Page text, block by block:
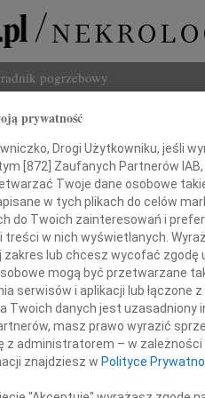
pogrzebowy
Mroczek
Ze smutkiem zawiadamiamy,
że 8 sierpnia 2011 roku
prywatność
Drogi Użytkowniku, jeśli
[872] Zaufanych Partnerów
Twoje dane osobowe
w tych plikach do celów
do Twoich zainteresowań i
treści w nich wyświetlanych.
zakres lub chcesz wycofać zgodę
mogą być przetwarzane
serwisów i aplikacji lub łączone
Twoich danych jest uzasadniony
masz prawo wyrazić
z administratorem – w
znajdziesz w Polityce